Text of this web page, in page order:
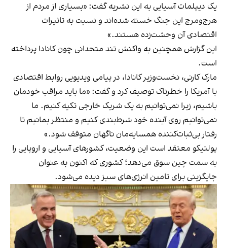
یک دیپلمات آسیایی به این نشریه گفت: «بسیاری از مردم از
هرج‌ومرج این جنگ خسته شده‌اند و نسبت به تاثیرات
اقتصادی آن وحشت‌زده هستند.»
این گزارش همچنین به واکنش تند متحدانی چون کانادا پرداخته
است.
مارک کارنی، نخست‌وزیر کانادا، در پیامی ویدیویی روابط اقتصادی
با آمریکا را خطرناک توصیف کرد و گفت: «ما باید مراقب خودمان
باشیم، زیرا نمی‌توانیم به یک شریک خارجی تکیه کنیم. ما
نمی‌توانیم روی آینده خود شرط‌بندی کنیم و منتظر بمانیم تا
رفتار بی‌ثبات‌کننده همسایه‌مان ناگهان متوقف شود.»
پولتیکو معتقد است این وضعیت، کشورهای آسیایی و اروپایی را
به سمت چین سوق می‌دهد؛ کشوری که اکنون به عنوان
جایگزینی برای تامین انرژی‌های سبز دیده می‌شود.